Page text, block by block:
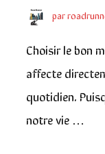
par
Choisir le bon
affecte
quotidien.
notre vie …